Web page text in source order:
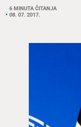
6 MINUTA ČITANJA
08. 07. 2017.